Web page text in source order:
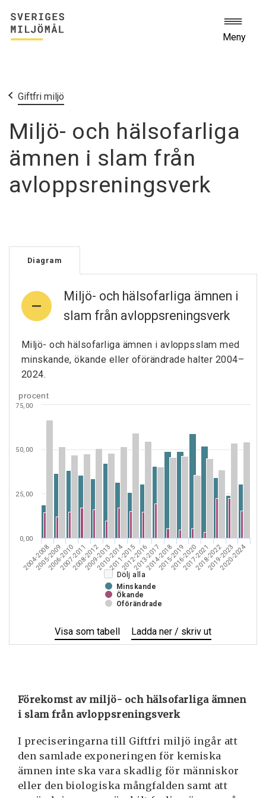
Meny
Start
Miljömålen
Giftfri miljö
Miljö- och hälsofarliga
ämnen i slam från
avloppsreningsverk
Diagram
Miljö- och hälsofarliga ämnen i
slam från avloppsreningsverk
Miljö- och hälsofarliga ämnen i avloppsslam med
minskande, ökande eller oförändrade halter 2004–
2024.
Dölj alla
2004-20082006-20102008-20122010-20142012-20162014-20182016-20202018-20222020-2024
2005-20092007-20112009-20132011-20152013-20172015-20192017-20212019-2023
Minskande
Ökande
Oförändrade
0,00
25,00
50,00
75,00
procent
VisaMiljö-
och
slam
från
avloppsreningsverk
som tabell Ladda ner / skriv ut
och
slam
Förekomst av miljö- och hälsofarliga ämnen
i slam från avloppsreningsverk
I preciseringarna till Giftfri miljö ingår att
den samlade exponeringen för kemiska
ämnen inte ska vara skadlig för människor
eller den biologiska mångfalden samt att